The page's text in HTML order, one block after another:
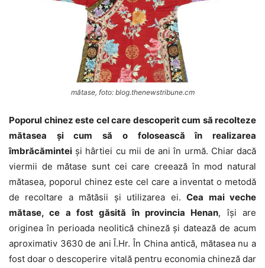
mătase, foto: blog.thenewstribune.cm
Poporul chinez este cel care descoperit cum să recolteze
mătasea și cum să o folosească în realizarea
îmbrăcămintei și hârtiei cu mii de ani în urmă. Chiar dacă
viermii de mătase sunt cei care creează în mod natural
mătasea, poporul chinez este cel care a inventat o metodă
de recoltare a mătăsii și utilizarea ei.Cea mai veche
mătase, ce a fost găsită în provincia Henan, își are
originea în perioada neolitică chineză și datează de acum
aproximativ 3630 de ani Î.Hr. În China antică, mătasea nu a
fost doar o descoperire vitală pentru economia chineză dar